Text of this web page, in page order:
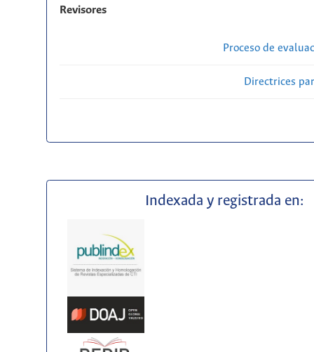
Revisores
Proceso de
Directrices
Indexada y registrada en: